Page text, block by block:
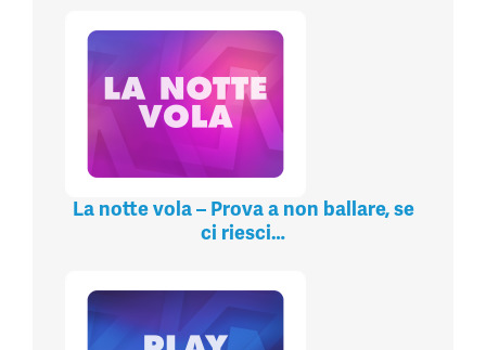
La notte vola – Prova a non ballare, se
ci riesci…